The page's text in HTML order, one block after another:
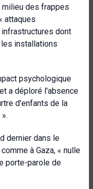
des frappes
attaques
dont
installations
psychologique
a déploré l'absence
d'enfants de la
dernier dans le
à Gaza, « nulle
porte-parole de